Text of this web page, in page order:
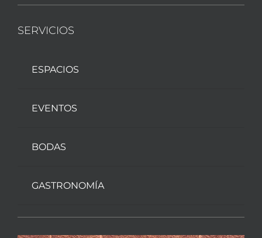
SERVICIOS
ESPACIOS
EVENTOS
BODAS
GASTRONOMÍA